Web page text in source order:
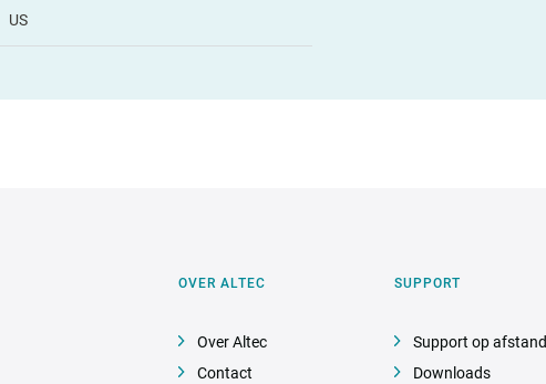
US
OVER ALTEC
Over Altec
Contact
SUPPORT
Support op afstand
Downloads